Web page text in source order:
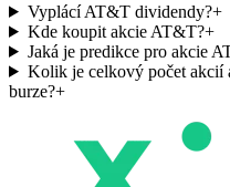
Vyplácí AT&T dividendy?+
Kde koupit akcie AT&T?+
Jaká je predikce pro akcie
Kolik je celkový počet akcií
burze?+